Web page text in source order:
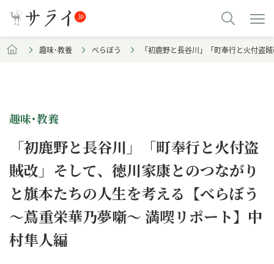
趣味･教養 べらぼう 「初鹿野と長谷川」「町奉行と火付盗
趣味･教養
「初鹿野と長谷川」「町奉行と火付盗
賊改」そして、徳川家康とのつながり
と旗本たちの人生を考える【べらぼう
～蔦重栄華乃夢噺～ 満喫リポート】中
村隼人編